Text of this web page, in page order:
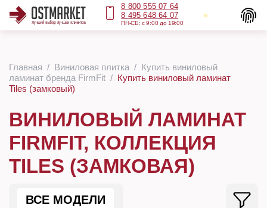
8 800 555 07 64
8 495 648 64 07
ПН-СБ: с 9:00 до 19:00
Главная Виниловая плитка
Купить виниловый
ламинат бренда FirmFit
Купить виниловый ламинат
Tiles (замковый)
ВИНИЛОВЫЙ ЛАМИНАТ
FIRMFIT, КОЛЛЕКЦИЯ
TILES (ЗАМКОВАЯ)
ВСЕ МОДЕЛИ